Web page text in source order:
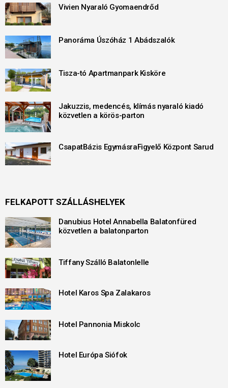
Vivien Nyaraló Gyomaendrőd
Panoráma Úszóház 1 Abádszalók
Tisza-tó Apartmanpark Kisköre
Jakuzzis, medencés, klímás nyaraló kiadó
közvetlen a körös-parton
CsapatBázis EgymásraFigyelő Központ Sarud
FELKAPOTT SZÁLLÁSHELYEK
Danubius Hotel Annabella Balatonfüred
közvetlen a balatonparton
Tiffany Szálló Balatonlelle
Hotel Karos Spa Zalakaros
Hotel Pannonia Miskolc
Hotel Európa Siófok